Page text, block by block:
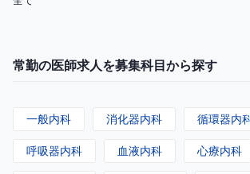
常勤の医師求人を募集科目から探す
一般内科 消化器内科 循環器内
呼吸器内科 血液内科 心療内科